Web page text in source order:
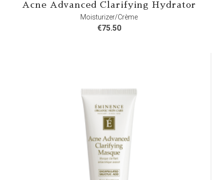
Acne Advanced Clarifying Hydrator
Moisturizer/Crème
€75.50